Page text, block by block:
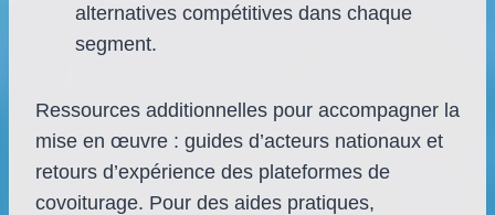
alternatives compétitives dans chaque
segment.
Ressources additionnelles pour accompagner la
mise en œuvre : guides d’acteurs nationaux et
retours d’expérience des plateformes de
covoiturage. Pour des aides pratiques,